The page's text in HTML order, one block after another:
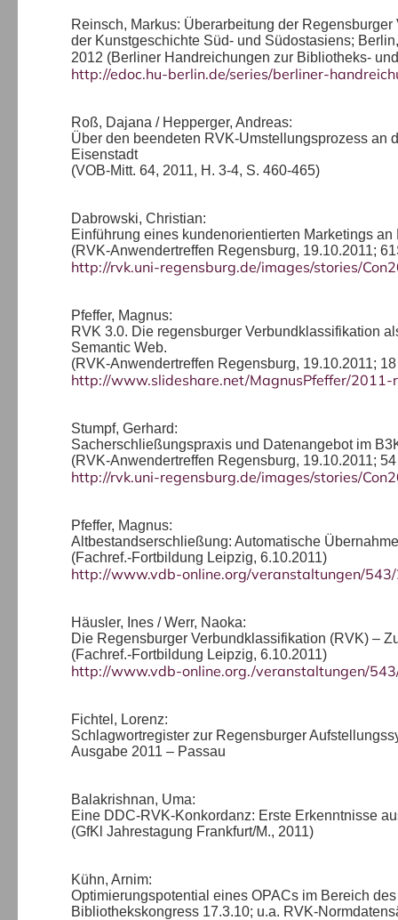
Reinsch, Markus: Überarbeitung der
der Kunstgeschichte Süd- und Südostasiens; Berlin,
2012 (Berliner Handreichungen zur Bibliotheks-
http://edoc.hu-berlin.de/series/berliner-
Roß, Dajana / Hepperger, Andreas:
Über den beendeten RVK-Umstellungsprozess
Eisenstadt
(VOB-Mitt. 64, 2011, H. 3-4, S. 460-465)
Dabrowski, Christian:
Einführung eines kundenorientierten Marketings
(RVK-Anwendertreffen Regensburg, 19.10.2011;
http://rvk.uni-regensburg.de/images/stories/
Pfeffer, Magnus:
RVK 3.0. Die regensburger Verbundklassifikation
Semantic Web.
(RVK-Anwendertreffen Regensburg, 19.10.2011;
http://www.slideshare.net/MagnusPfeffer/
Stumpf, Gerhard:
Sacherschließungspraxis und Datenangebot im
(RVK-Anwendertreffen Regensburg, 19.10.2011;
http://rvk.uni-regensburg.de/images/stories/
Pfeffer, Magnus:
Altbestandserschließung: Automatische
(Fachref.-Fortbildung Leipzig, 6.10.2011)
http://www.vdb-online.org/veranstaltungen/
Häusler, Ines / Werr, Naoka:
Die Regensburger Verbundklassifikation (RVK) –
(Fachref.-Fortbildung Leipzig, 6.10.2011)
http://www.vdb-online.org./veranstaltungen/
Fichtel, Lorenz:
Schlagwortregister zur Regensburger
Ausgabe 2011 – Passau
Balakrishnan, Uma:
Eine DDC-RVK-Konkordanz: Erste Erkenntnisse
(GfKl Jahrestagung Frankfurt/M., 2011)
Kühn, Arnim:
Optimierungspotential eines OPACs im Bereich
Bibliothekskongress 17.3.10; u.a. RVK-